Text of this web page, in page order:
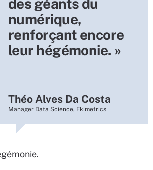
numérique,
renforçant encore
leur hégémonie. »
Théo Alves Da Costa
Manager Data Science, Ekimetrics